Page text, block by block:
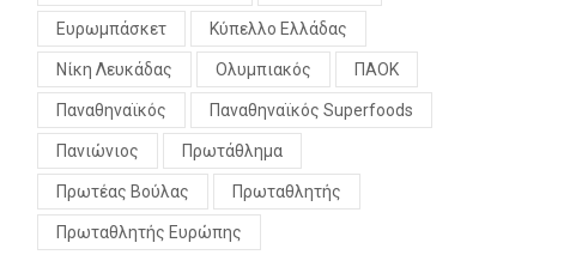
Ευρωμπάσκετ Κύπελλο Ελλάδας
Νίκη Λευκάδας Ολυμπιακός ΠΑΟΚ
Παναθηναϊκός Παναθηναϊκός Superfoods
Πανιώνιος Πρωτάθλημα
Πρωτέας Βούλας Πρωταθλητής
Πρωταθλητής Ευρώπης